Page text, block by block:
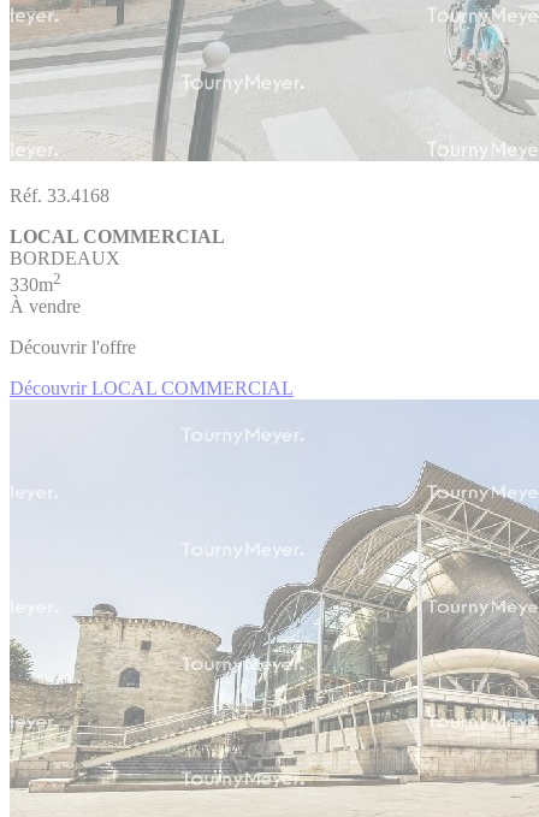
Réf. 33.4168
LOCAL COMMERCIAL
BORDEAUX
330m2
À vendre
Découvrir l'offre
Découvrir LOCAL COMMERCIAL